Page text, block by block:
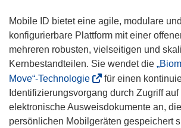
Mobile ID bietet eine agile, modulare
konfigurierbare Plattform mit einer
mehreren robusten, vielseitigen und
Kernbestandteilen. Sie wendet die
Move“-Technologie(
ö
f
f
für einen
Identifizierungsvorgang durch Zugriff
elektronische Ausweisdokumente an,
persönlichen Mobilgeräten gespeichert